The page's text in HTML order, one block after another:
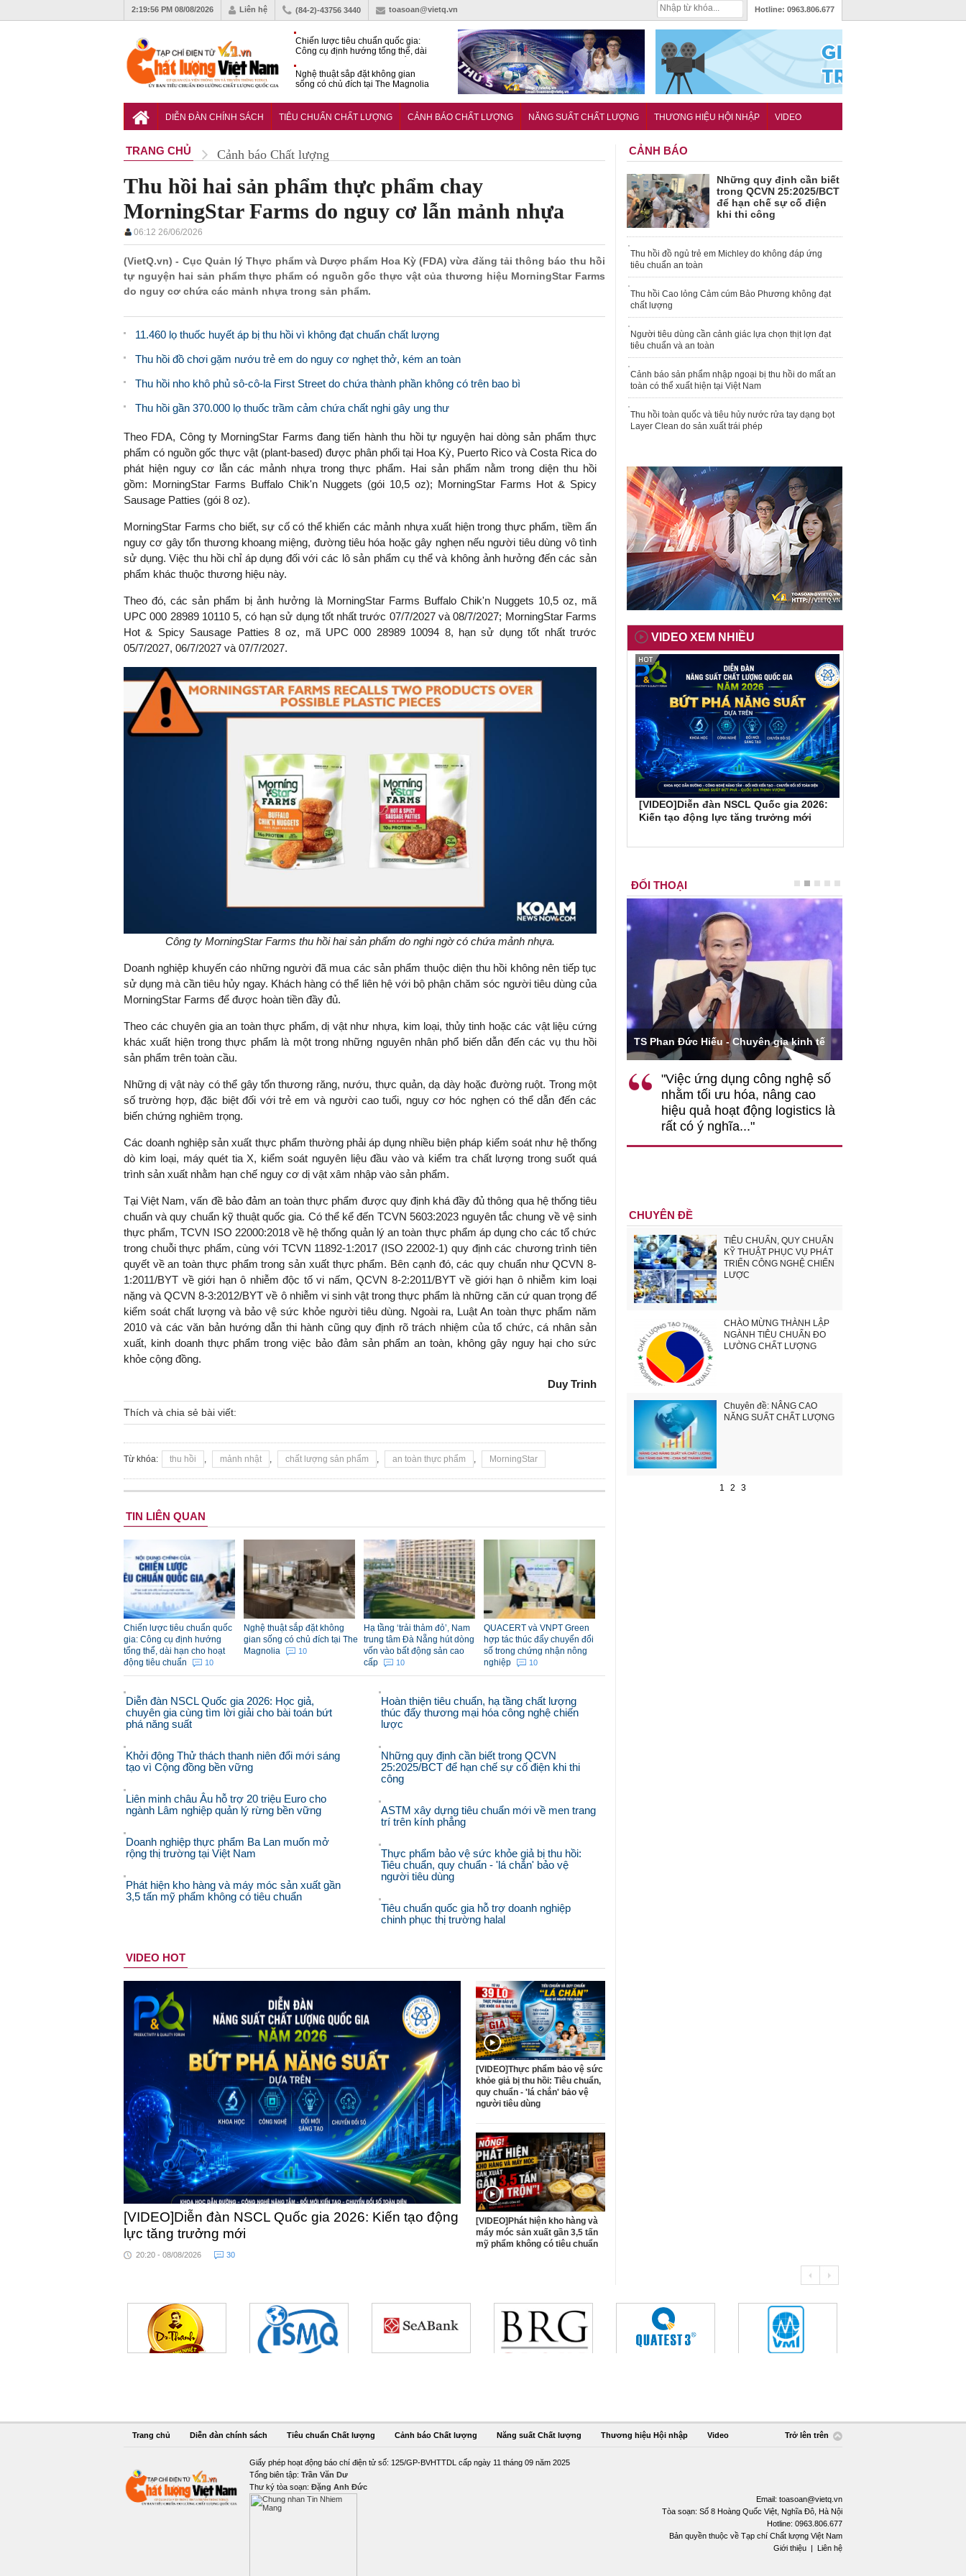
2:19:57 PM 08/08/2026 Liên hệ (84-2)-43756 3440 toasoan@vietq.vn Hotline: 0963.806.677
Chiến lược tiêu chuẩn quốc gia:
Công cụ định hướng tổng thể, dài
Nghệ thuật sắp đặt không gian
sống có chủ đích tại The Magnolia
gia đối với xe cũ nhập khẩu?
DIỄN ĐÀN CHÍNH SÁCH TIÊU CHUẨN CHẤT LƯỢNG CẢNH BÁO CHẤT LƯỢNG NĂNG SUẤT CHẤT LƯỢNG THƯƠNG HIỆU HỘI NHẬP VIDEO
TRANG CHỦ Cảnh báo Chất lượng
Thu hồi hai sản phẩm thực phẩm chay
MorningStar Farms do nguy cơ lẫn mảnh nhựa
06:12 26/06/2026
(VietQ.vn) - Cục Quản lý Thực phẩm và Dược phẩm Hoa Kỳ (FDA) vừa đăng tải thông báo thu hồi
tự nguyện hai sản phẩm thực phẩm có nguồn gốc thực vật của thương hiệu MorningStar Farms
do nguy cơ chứa các mảnh nhựa trong sản phẩm.
11.460 lọ thuốc huyết áp bị thu hồi vì không đạt chuẩn chất lượng
Thu hồi đồ chơi gặm nướu trẻ em do nguy cơ nghẹt thở, kém an toàn
Thu hồi nho khô phủ sô-cô-la First Street do chứa thành phần không có trên bao bì
Thu hồi gần 370.000 lọ thuốc trầm cảm chứa chất nghi gây ung thư
Theo FDA, Công ty MorningStar Farms đang tiến hành thu hồi tự nguyện hai dòng sản phẩm thực
phẩm có nguồn gốc thực vật (plant-based) được phân phối tại Hoa Kỳ, Puerto Rico và Costa Rica do
phát hiện nguy cơ lẫn các mảnh nhựa trong thực phẩm. Hai sản phẩm nằm trong diện thu hồi
gồm: MorningStar Farms Buffalo Chik'n Nuggets (gói 10,5 oz); MorningStar Farms Hot & Spicy
Sausage Patties (gói 8 oz).
MorningStar Farms cho biết, sự cố có thể khiến các mảnh nhựa xuất hiện trong thực phẩm, tiềm ẩn
nguy cơ gây tổn thương khoang miệng, đường tiêu hóa hoặc gây nghẹn nếu người tiêu dùng vô tình
sử dụng. Việc thu hồi chỉ áp dụng đối với các lô sản phẩm cụ thể và không ảnh hưởng đến các sản
phẩm khác thuộc thương hiệu này.
Theo đó, các sản phẩm bị ảnh hưởng là MorningStar Farms Buffalo Chik'n Nuggets 10,5 oz, mã
UPC 000 28989 10110 5, có hạn sử dụng tốt nhất trước 07/7/2027 và 08/7/2027; MorningStar Farms
Hot & Spicy Sausage Patties 8 oz, mã UPC 000 28989 10094 8, hạn sử dụng tốt nhất trước
05/7/2027, 06/7/2027 và 07/7/2027.
Công ty MorningStar Farms thu hồi hai sản phẩm do nghi ngờ có chứa mảnh nhựa.
Doanh nghiệp khuyến cáo những người đã mua các sản phẩm thuộc diện thu hồi không nên tiếp tục
sử dụng mà cần tiêu hủy ngay. Khách hàng có thể liên hệ với bộ phận chăm sóc người tiêu dùng của
MorningStar Farms để được hoàn tiền đầy đủ.
Theo các chuyên gia an toàn thực phẩm, dị vật như nhựa, kim loại, thủy tinh hoặc các vật liệu cứng
khác xuất hiện trong thực phẩm là một trong những nguyên nhân phổ biến dẫn đến các vụ thu hồi
sản phẩm trên toàn cầu.
Những dị vật này có thể gây tổn thương răng, nướu, thực quản, dạ dày hoặc đường ruột. Trong một
số trường hợp, đặc biệt đối với trẻ em và người cao tuổi, nguy cơ hóc nghẹn có thể dẫn đến các
biến chứng nghiêm trọng.
Các doanh nghiệp sản xuất thực phẩm thường phải áp dụng nhiều biện pháp kiểm soát như hệ thống
dò kim loại, máy quét tia X, kiểm soát nguyên liệu đầu vào và kiểm tra chất lượng trong suốt quá
trình sản xuất nhằm hạn chế nguy cơ dị vật xâm nhập vào sản phẩm.
Tại Việt Nam, vấn đề bảo đảm an toàn thực phẩm được quy định khá đầy đủ thông qua hệ thống tiêu
chuẩn và quy chuẩn kỹ thuật quốc gia. Có thể kể đến TCVN 5603:2023 nguyên tắc chung về vệ sinh
thực phẩm, TCVN ISO 22000:2018 về hệ thống quản lý an toàn thực phẩm áp dụng cho các tổ chức
trong chuỗi thực phẩm, cùng với TCVN 11892-1:2017 (ISO 22002-1) quy định các chương trình tiên
quyết về an toàn thực phẩm trong sản xuất thực phẩm. Bên cạnh đó, các quy chuẩn như QCVN 8-
1:2011/BYT về giới hạn ô nhiễm độc tố vi nấm, QCVN 8-2:2011/BYT về giới hạn ô nhiễm kim loại
nặng và QCVN 8-3:2012/BYT về ô nhiễm vi sinh vật trong thực phẩm là những căn cứ quan trọng để
kiểm soát chất lượng và bảo vệ sức khỏe người tiêu dùng. Ngoài ra, Luật An toàn thực phẩm năm
2010 và các văn bản hướng dẫn thi hành cũng quy định rõ trách nhiệm của tổ chức, cá nhân sản
xuất, kinh doanh thực phẩm trong việc bảo đảm sản phẩm an toàn, không gây nguy hại cho sức
khỏe cộng đồng.
Duy Trinh
Thích và chia sẻ bài viết:
Từ khóa: thu hồi , mảnh nhật , chất lượng sản phẩm , an toàn thực phẩm , MorningStar
TIN LIÊN QUAN
Chiến lược tiêu chuẩn quốc
gia: Công cụ định hướng
tổng thể, dài hạn cho hoạt
động tiêu chuẩn
10
Nghệ thuật sắp đặt không
gian sống có chủ đích tại The
Magnolia
10
Hạ tầng ‘trải thảm đỏ’, Nam
trung tâm Đà Nẵng hút dòng
vốn vào bất động sản cao
cấp
10
QUACERT và VNPT Green
hợp tác thúc đẩy chuyển đổi
số trong chứng nhận nông
nghiệp
10
Diễn đàn NSCL Quốc gia 2026: Học giả,
chuyên gia cùng tìm lời giải cho bài toán bứt
phá năng suất
Khởi động Thử thách thanh niên đổi mới sáng
tạo vì Cộng đồng bền vững
Liên minh châu Âu hỗ trợ 20 triệu Euro cho
ngành Lâm nghiệp quản lý rừng bền vững
Doanh nghiệp thực phẩm Ba Lan muốn mở
rộng thị trường tại Việt Nam
Phát hiện kho hàng và máy móc sản xuất gần
3,5 tấn mỹ phẩm không có tiêu chuẩn
Hoàn thiện tiêu chuẩn, hạ tầng chất lượng
thúc đẩy thương mại hóa công nghệ chiến
lược
Những quy định cần biết trong QCVN
25:2025/BCT để hạn chế sự cố điện khi thi
công
ASTM xây dựng tiêu chuẩn mới về men trang
trí trên kính phẳng
Thực phẩm bảo vệ sức khỏe giả bị thu hồi:
Tiêu chuẩn, quy chuẩn - 'lá chắn' bảo vệ
người tiêu dùng
Tiêu chuẩn quốc gia hỗ trợ doanh nghiệp
chinh phục thị trường halal
VIDEO HOT
[VIDEO]Diễn đàn NSCL Quốc gia 2026: Kiến tạo động
lực tăng trưởng mới
20:20 - 08/08/2026 30
[VIDEO]Thực phẩm bảo vệ sức
khỏe giả bị thu hồi: Tiêu chuẩn,
quy chuẩn - 'lá chắn' bảo vệ
người tiêu dùng
[VIDEO]Phát hiện kho hàng và
máy móc sản xuất gần 3,5 tấn
mỹ phẩm không có tiêu chuẩn
CẢNH BÁO
Những quy định cần biết
trong QCVN 25:2025/BCT
để hạn chế sự cố điện
khi thi công
Thu hồi đồ ngủ trẻ em Michley do không đáp ứng
tiêu chuẩn an toàn
Thu hồi Cao lỏng Cảm cúm Bảo Phương không đạt
chất lượng
Người tiêu dùng cần cảnh giác lựa chọn thịt lợn đạt
tiêu chuẩn và an toàn
Cảnh báo sản phẩm nhập ngoại bị thu hồi do mất an
toàn có thể xuất hiện tại Việt Nam
Thu hồi toàn quốc và tiêu hủy nước rửa tay dạng bọt
Layer Clean do sản xuất trái phép
VIDEO XEM NHIỀU
[VIDEO]Diễn đàn NSCL Quốc gia 2026:
Kiến tạo động lực tăng trưởng mới
ĐỐI THOẠI
TS. Nguyễn Đức Độ - Phó Viện trưởng
Viện Kinh tế Tài chính
"Có rất nhiều việc phải làm
ngay từ bây giờ và trên thực tế
đang được tiến hành như tăng
đầu tư cho khoa học công
nghệ; ban hành các cơ chế
khuyến khích đổi mới sáng tạo,
khởi nghiệp..."
Việc sử dụng hiệu quả chính
sách tài khóa không chỉ mang ý
nghĩa hỗ trợ ngắn hạn mà còn
tăng trưởng bền vững dài hạn.
TS Phan Đức Hiếu - Chuyên gia kinh tế
"Việc ứng dụng công nghệ số
nhằm tối ưu hóa, nâng cao
hiệu quả hoạt động logistics là
rất có ý nghĩa..."
CHUYÊN ĐỀ
TIÊU CHUẨN, QUY CHUẨN
KỸ THUẬT PHỤC VỤ PHÁT
TRIỂN CÔNG NGHỆ CHIẾN
LƯỢC
CHÀO MỪNG THÀNH LẬP
NGÀNH TIÊU CHUẨN ĐO
LƯỜNG CHẤT LƯỢNG
Chuyên đề: NÂNG CAO
NĂNG SUẤT CHẤT LƯỢNG
1 2 3
Trang chủ Diễn đàn chính sách Tiêu chuẩn Chất lượng Cảnh báo Chất lượng Năng suất Chất lượng Thương hiệu Hội nhập Video Trở lên trên
Giấy phép hoạt động báo chí điện tử số: 125/GP-BVHTTDL cấp ngày 11 tháng 09 năm 2025
Tổng biên tập: Trần Văn Dư
Thư ký tòa soạn: Đặng Anh Đức
Email: toasoan@vietq.vn
Tòa soạn: Số 8 Hoàng Quốc Việt, Nghĩa Đô, Hà Nội
Hotline: 0963.806.677
Bản quyền thuộc về Tạp chí Chất lượng Việt Nam
Giới thiệu | Liên hệ